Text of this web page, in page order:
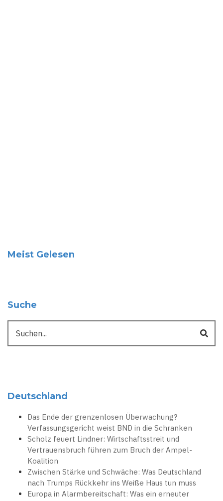
Meist Gelesen
Suche
Deutschland
Das Ende der grenzenlosen Überwachung?
Verfassungsgericht weist BND in die Schranken
Scholz feuert Lindner: Wirtschaftsstreit und
Vertrauensbruch führen zum Bruch der Ampel-
Koalition
Zwischen Stärke und Schwäche: Was Deutschland
nach Trumps Rückkehr ins Weiße Haus tun muss
Europa in Alarmbereitschaft: Was ein erneuter